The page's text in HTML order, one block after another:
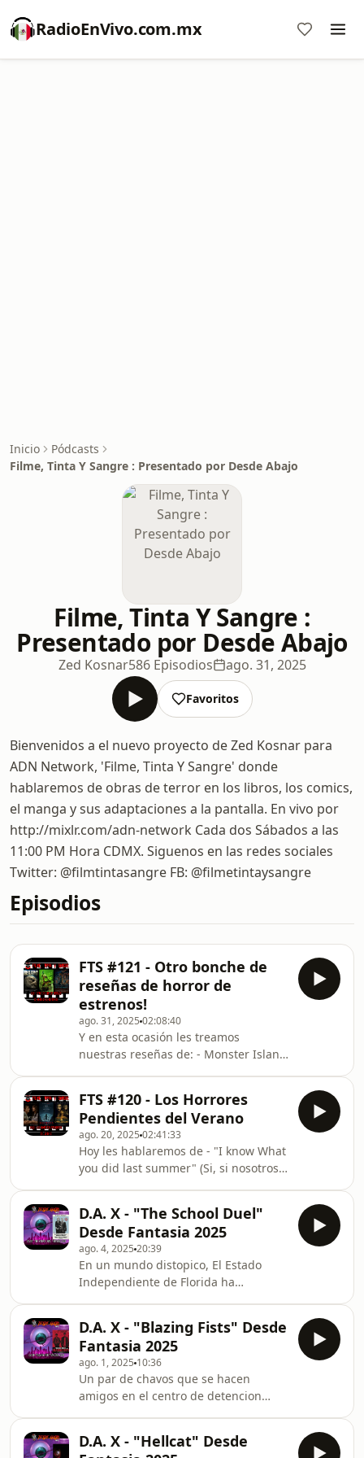
RadioEnVivo.com.mx
Inicio
Pódcasts
Filme, Tinta Y Sangre : Presentado por Desde Abajo
Filme, Tinta Y Sangre :
Presentado por Desde Abajo
Zed Kosnar586 Episodios ago. 31, 2025
Favoritos
Bienvenidos a el nuevo proyecto de Zed Kosnar para
ADN Network, 'Filme, Tinta Y Sangre' donde
hablaremos de obras de terror en los libros, los comics,
el manga y sus adaptaciones a la pantalla. En vivo por
http://mixlr.com/adn-network Cada dos Sábados a las
11:00 PM Hora CDMX. Siguenos en las redes sociales
Twitter: @filmtintasangre FB: @filmetintaysangre
Episodios
FTS #121 - Otro bonche de
reseñas de horror de
estrenos!
ago. 31, 2025 02:08:40
Y en esta ocasión les treamos
nuestras reseñas de: - Monster Island
FTS #120 - Los Horrores
Pendientes del Verano
ago. 20, 2025 02:41:33
Hoy les hablaremos de - "I know What
you did last summer" (Si, si nosotros
quejas!) - "Together" y la chisma de
que si fue o no un plagio de otro
filme. - "Weapons" , con un poco de
debate sobre sus simbolismos y el
hype que chance estuvo muy
exagerado - "Witchboard" un remake
de un filme de los 80s, dirigido esta
vez por alguien que
D.A. X - "The School Duel"
Desde Fantasia 2025
ago. 4, 2025 20:39
En un mundo distopico, El Estado
Independiente de Florida ha
tragedias en las escuelas, este evento
se conoce como “El Duelo Escolar”. El
joven Sam, ilusionado con la promesa
de gloria y fama se alista para
participar, y de inmediato se da
cuenta de la verdadera cruda
realidad, y de que en este juego,
cualquier paso en falso podría
D.A. X - "Blazing Fists" Desde
Fantasia 2025
ago. 1, 2025 10:36
Un par de chavos que se hacen
amigos en el centro de detencion
motivacional de un reconocido atleta
D.A. X - "Hellcat" Desde